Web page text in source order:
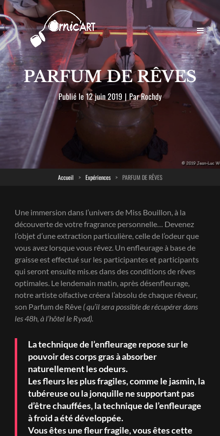
PARFUM DE RÊVES
Publié le12 juin 2019 | ParByline
Rochdy
Accueil > Expériences > PARFUM DE RÊVES
Une immersion dans l’univers de Miss Bouillon, à la
découverte de votre fragrance personnelle… Devenez
l’objet d’une extraction particulière, celle de l’odeur que
vous avez lorsque vous rêvez. Un enfleurage à base de
graisse est effectué sur les participantes et participants
qui seront ensuite mis.es dans des conditions de rêves
optimales. Le lendemain matin, après désenfleurage,
notre artiste olfactive créera l’absolu de chaque rêveur,
son Parfum de Rêve ( qu’il sera possible de récupérer dans
les 48h, à l’hôtel le Ryad).
La technique de l’enfleurage repose sur le
pouvoir des corps gras à absorber
naturellement les odeurs.
Les fleurs les plus fragiles, comme le jasmin, la
tubéreuse ou la jonquille ne supportant pas
d’être chauffées, la technique de l’enfleurage
à froid a été développée.
Vous êtes une fleur fragile, vous êtes cette